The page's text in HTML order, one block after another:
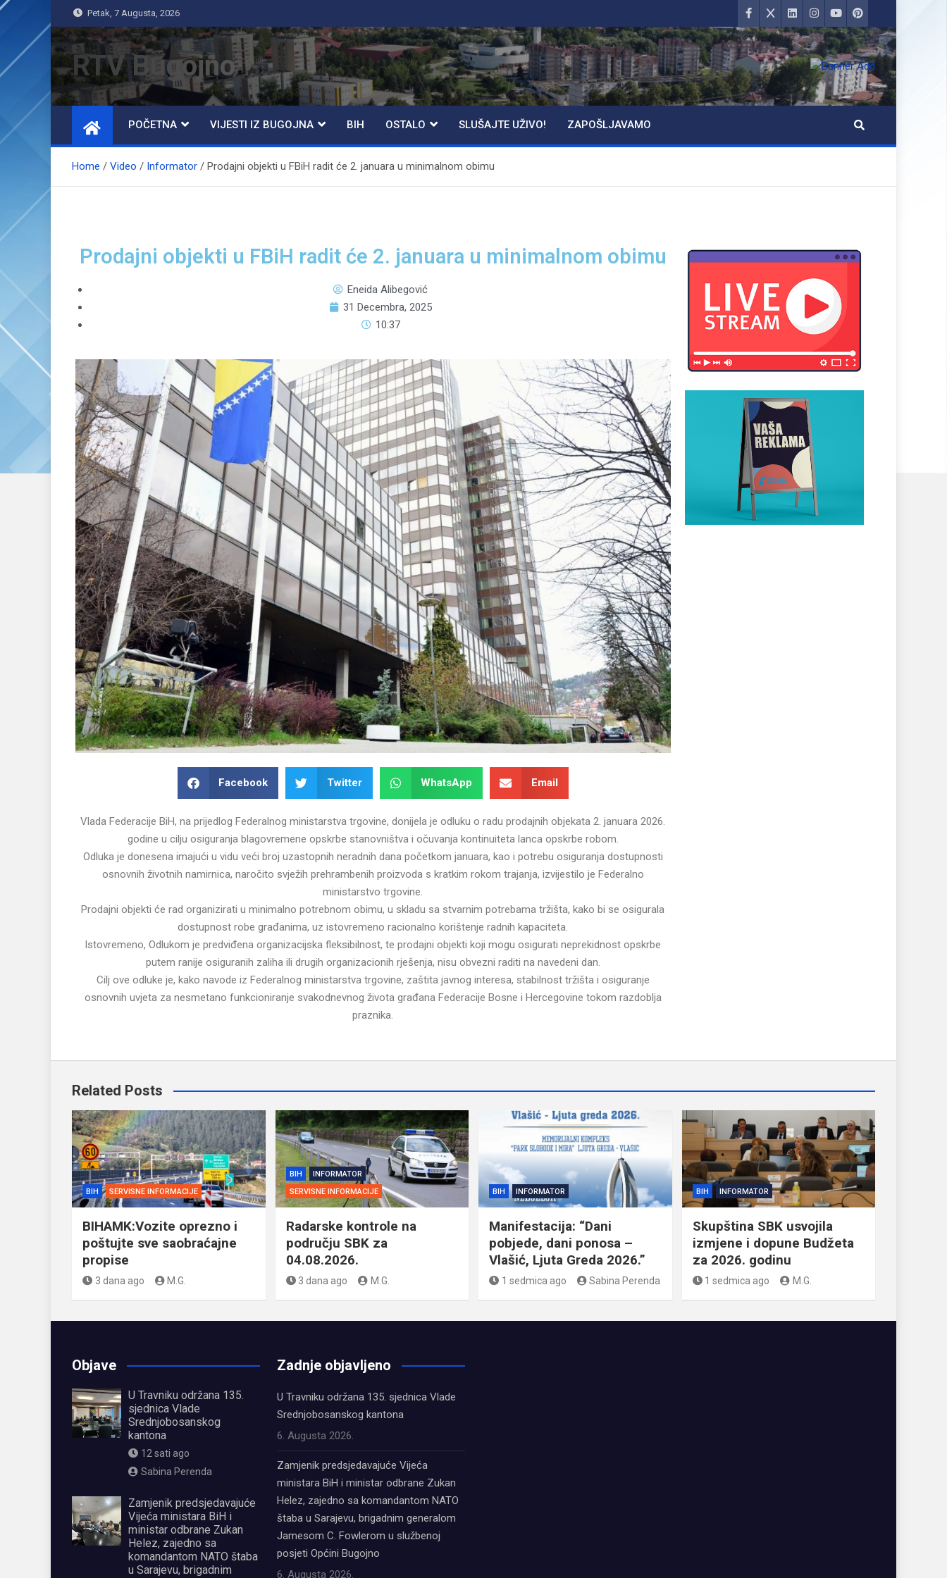
Petak, 7 Augusta, 2026
RTV Bugojno
POČETNA VIJESTI IZ BUGOJNA BIH OSTALO SLUŠAJTE UŽIVO! ZAPOŠLJAVAMO
Home Video Informator Prodajni objekti u FBiH radit će 2. januara u minimalnom obimu
Prodajni objekti u FBiH radit će 2. januara u minimalnom obimu
Eneida Alibegović
31 Decembra, 2025
10:37
Facebook Twitter WhatsApp Email
Vlada Federacije BiH, na prijedlog Federalnog ministarstva trgovine, donijela je odluku o radu prodajnih objekata 2. januara 2026.
godine u cilju osiguranja blagovremene opskrbe stanovništva i očuvanja kontinuiteta lanca opskrbe robom.
Odluka je donesena imajući u vidu veći broj uzastopnih neradnih dana početkom januara, kao i potrebu osiguranja dostupnosti
osnovnih životnih namirnica, naročito svježih prehrambenih proizvoda s kratkim rokom trajanja, izvijestilo je Federalno
ministarstvo trgovine.
Prodajni objekti će rad organizirati u minimalno potrebnom obimu, u skladu sa stvarnim potrebama tržišta, kako bi se osigurala
dostupnost robe građanima, uz istovremeno racionalno korištenje radnih kapaciteta.
Istovremeno, Odlukom je predviđena organizacijska fleksibilnost, te prodajni objekti koji mogu osigurati neprekidnost opskrbe
putem ranije osiguranih zaliha ili drugih organizacionih rješenja, nisu obvezni raditi na navedeni dan.
Cilj ove odluke je, kako navode iz Federalnog ministarstva trgovine, zaštita javnog interesa, stabilnost tržišta i osiguranje
osnovnih uvjeta za nesmetano funkcioniranje svakodnevnog života građana Federacije Bosne i Hercegovine tokom razdoblja
praznika.
Related Posts
BIH SERVISNE INFORMACIJE
BIHAMK:Vozite oprezno i
poštujte sve saobraćajne
propise
3 dana ago M.G.
BIH
INFORMATOR
SERVISNE INFORMACIJE
Radarske kontrole na
području SBK za
04.08.2026.
3 dana ago M.G.
BIH INFORMATOR
Manifestacija: “Dani
pobjede, dani ponosa –
Vlašić, Ljuta Greda 2026.”
1 sedmica ago Sabina Perenda
BIH INFORMATOR
Skupština SBK usvojila
izmjene i dopune Budžeta
za 2026. godinu
1 sedmica ago M.G.
Objave
U Travniku održana 135.
sjednica Vlade
Srednjobosanskog
kantona
12 sati ago
Sabina Perenda
Zamjenik predsjedavajuće
Vijeća ministara BiH i
ministar odbrane Zukan
Helez, zajedno sa
komandantom NATO štaba
u Sarajevu, brigadnim
Zadnje objavljeno
U Travniku održana 135. sjednica Vlade
Srednjobosanskog kantona
6. Augusta 2026.
Zamjenik predsjedavajuće Vijeća
ministara BiH i ministar odbrane Zukan
Helez, zajedno sa komandantom NATO
štaba u Sarajevu, brigadnim generalom
Jamesom C. Fowlerom u službenoj
posjeti Općini Bugojno
6. Augusta 2026.